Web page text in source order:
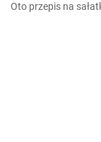
Oto przepis na